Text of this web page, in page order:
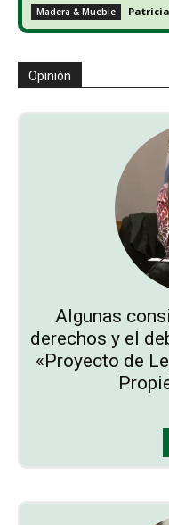
Madera & Mueble
Opinión
Algunas
derechos y el
«Proyecto de